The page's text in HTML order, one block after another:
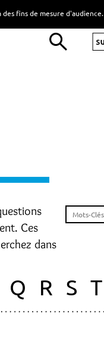
Ces
dans
Q R S T
fins de mesure d'audience.